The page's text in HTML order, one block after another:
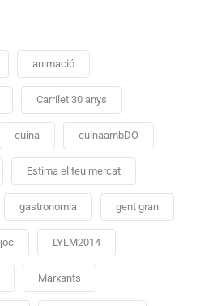
animació
Carrilet 30 anys
cuina cuinaambDO
Estima el teu mercat
gastronomia gent gran
joc LYLM2014
Marxants